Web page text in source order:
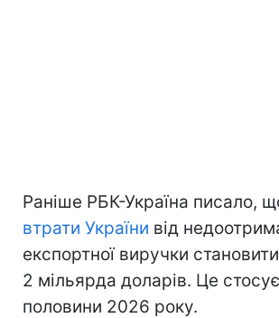
Раніше РБК-Україна писало,
втрати України від
експортної виручки
2 мільярда доларів. Це
половини 2026 року.